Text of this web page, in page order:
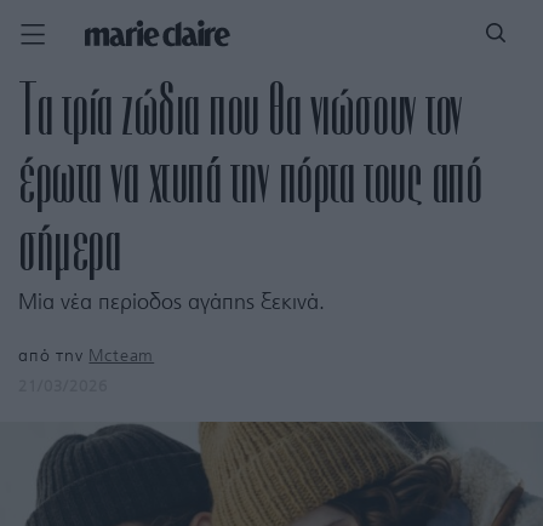
Τα τρία ζώδια που θα νιώσουν τον
έρωτα να χτυπά την πόρτα τους από
σήμερα
Μία νέα περίοδος αγάπης ξεκινά.
από την Mcteam